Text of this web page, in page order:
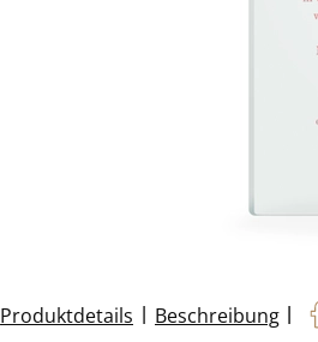
Produktdetails | Beschreibung |